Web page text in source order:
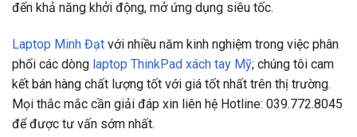
đến khả năng khởi động, mở ứng dụng siêu tốc.
Laptop Minh Đạt với nhiều năm kinh nghiệm trong việc phân
phối các dòng laptop ThinkPad xách tay Mỹ; chúng tôi cam
kết bán hàng chất lượng tốt với giá tốt nhất trên thị trường.
Mọi thắc mắc cần giải đáp xin liên hệ Hotline: 039.772.8045
để được tư vấn sớm nhất.